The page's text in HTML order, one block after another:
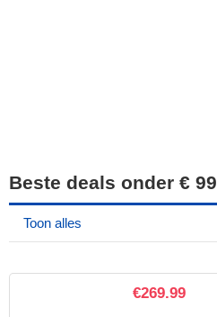
Beste deals onder € 99
Toon alles
€269.99